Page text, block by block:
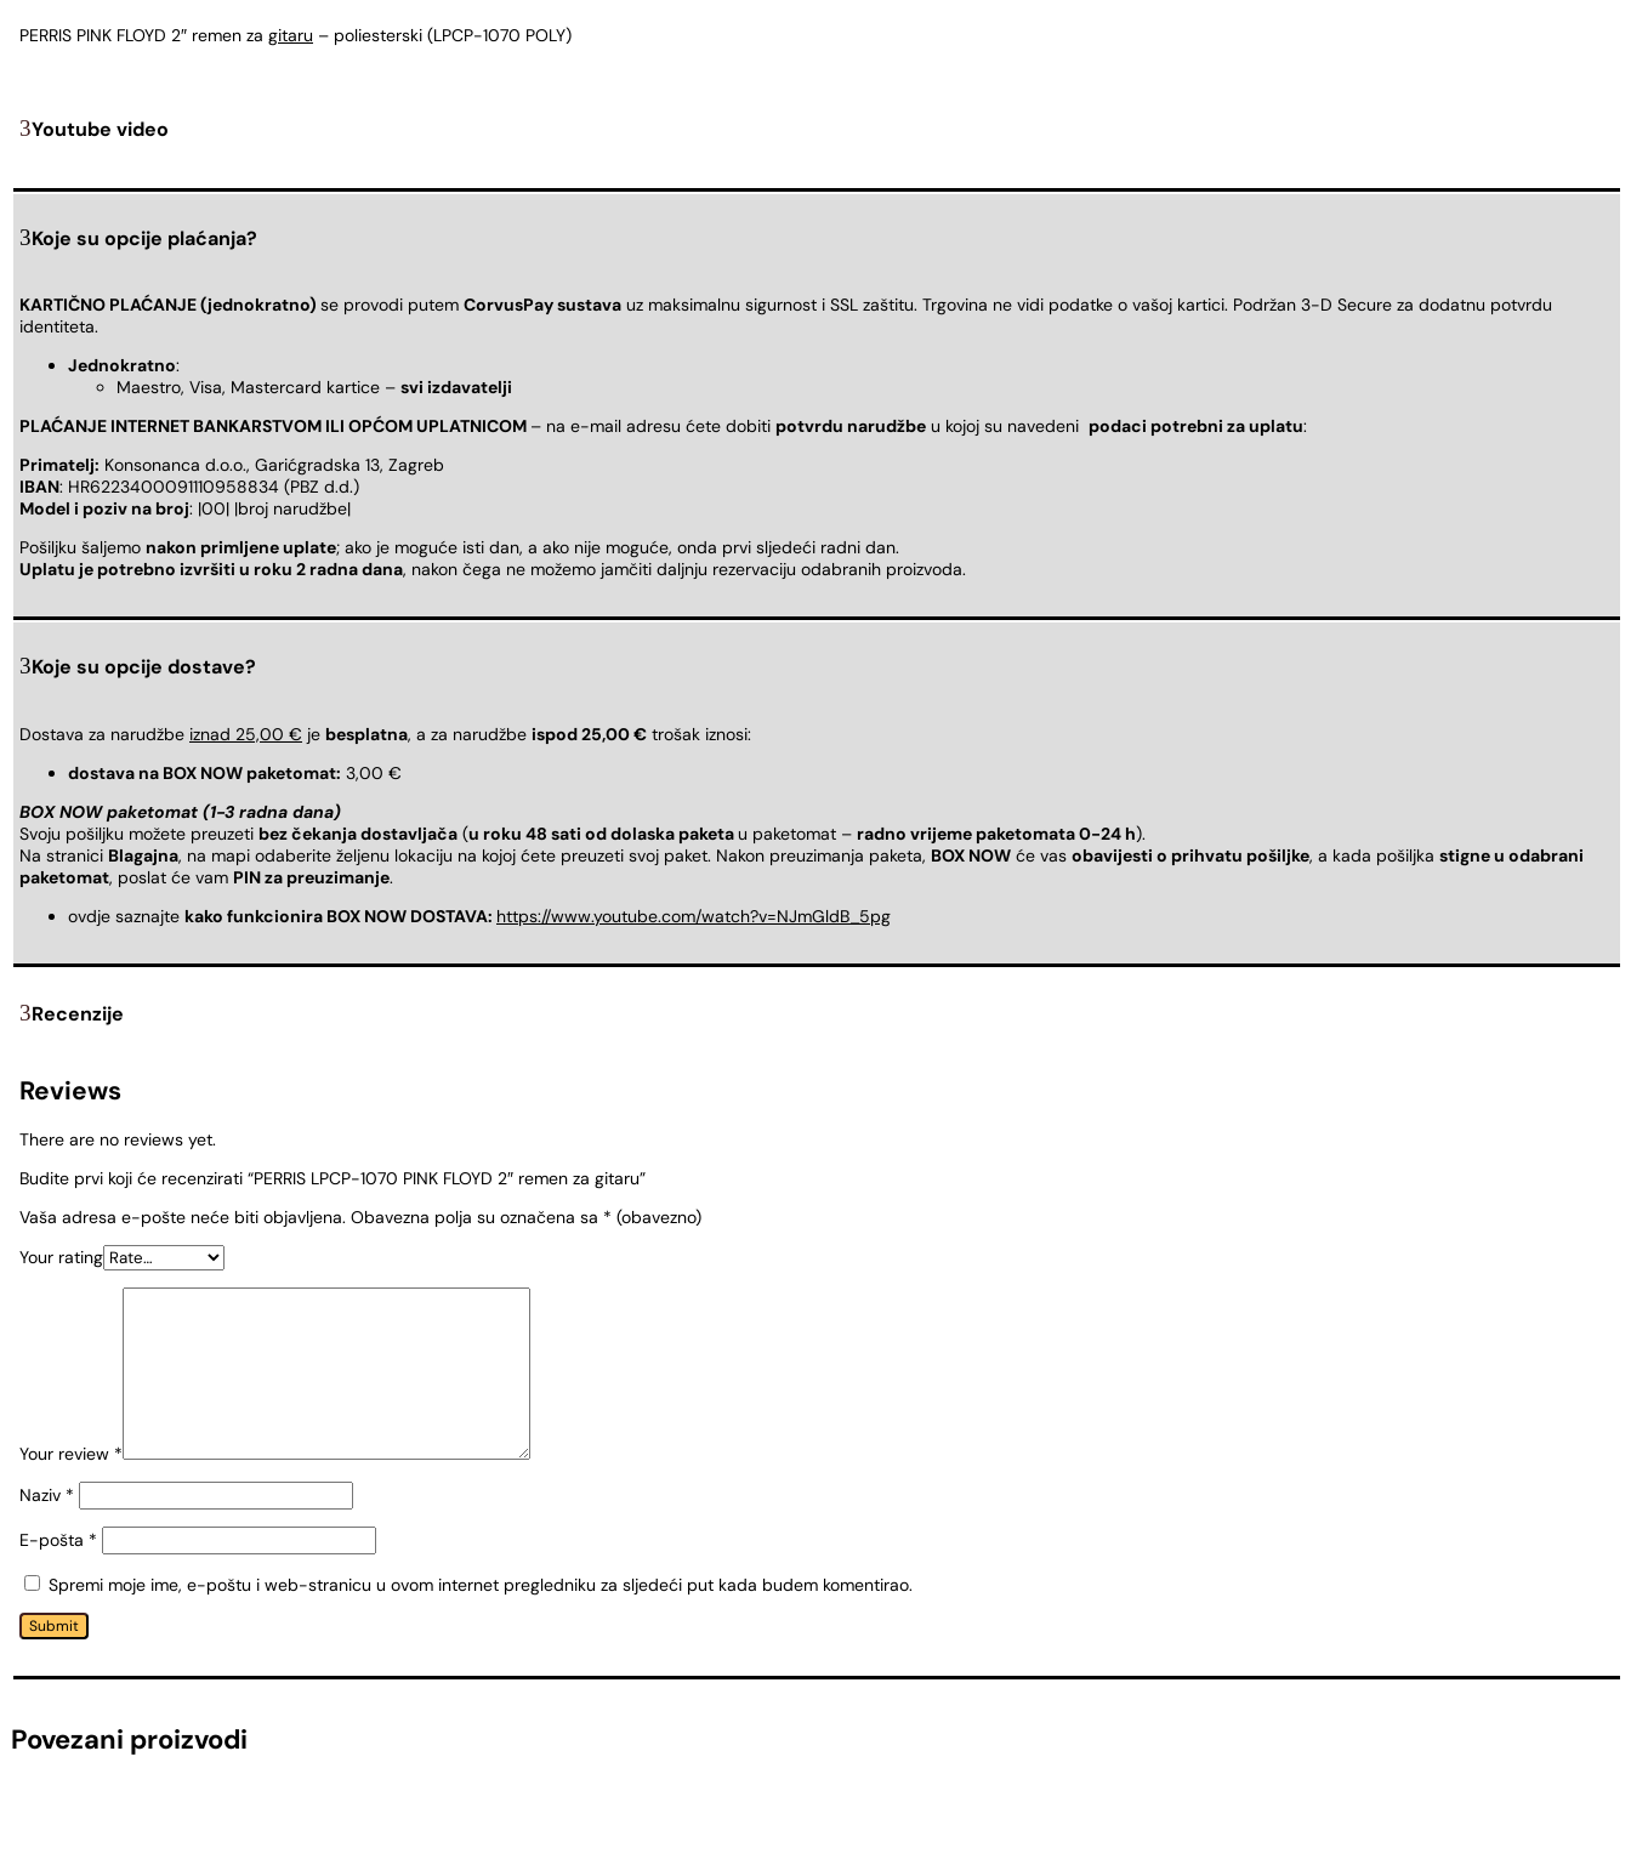
PERRIS PINK FLOYD 2″ remen za gitaru – poliesterski (LPCP-1070 POLY)
Youtube video
Koje su opcije plaćanja?
KARTIČNO PLAĆANJE (jednokratno) se provodi putem CorvusPay sustava uz maksimalnu sigurnost i SSL zaštitu. Trgovina ne vidi podatke o vašoj kartici. Podržan 3-D Secure za dodatnu potvrdu
identiteta.
Jednokratno:
Maestro, Visa, Mastercard kartice – svi izdavatelji
PLAĆANJE INTERNET BANKARSTVOM ILI OPĆOM UPLATNICOM – na e-mail adresu ćete dobiti potvrdu narudžbe u kojoj su navedeni podaci potrebni za uplatu:
Primatelj: Konsonanca d.o.o., Garićgradska 13, Zagreb
IBAN: HR6223400091110958834 (PBZ d.d.)
Model i poziv na broj: |00| |broj narudžbe|
Pošiljku šaljemo nakon primljene uplate; ako je moguće isti dan, a ako nije moguće, onda prvi sljedeći radni dan.
Uplatu je potrebno izvršiti u roku 2 radna dana, nakon čega ne možemo jamčiti daljnju rezervaciju odabranih proizvoda.
Koje su opcije dostave?
Dostava za narudžbe iznad 25,00 € je besplatna, a za narudžbe ispod 25,00 € trošak iznosi:
dostava na BOX NOW paketomat: 3,00 €
BOX NOW paketomat (1-3 radna dana)
Svoju pošiljku možete preuzeti bez čekanja dostavljača (u roku 48 sati od dolaska paketau paketomat – radno vrijeme paketomata 0-24 h).
Na stranici Blagajna, na mapi odaberite željenu lokaciju na kojoj ćete preuzeti svoj paket. Nakon preuzimanja paketa, BOX NOW će vas obavijesti o prihvatu pošiljke, a kada pošiljka stigne u odabrani
paketomat, poslat će vam PIN za preuzimanje.
ovdje saznajte kako funkcionira BOX NOW DOSTAVA: https://www.youtube.com/watch?v=NJmGldB_5pg
Recenzije
Reviews
There are no reviews yet.
Budite prvi koji će recenzirati “PERRIS LPCP-1070 PINK FLOYD 2″ remen za gitaru”
Vaša adresa e-pošte neće biti objavljena. Obavezna polja su označena sa * (obavezno)
Your rating
Your review *
Naziv *
E-pošta *
Spremi moje ime, e-poštu i web-stranicu u ovom internet pregledniku za sljedeći put kada budem komentirao.
Submit
Povezani proizvodi